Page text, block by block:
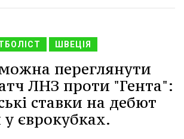
ШВЕЦІЯ
переглянути
ЛНЗ проти "Гента":
ставки на дебют
єврокубках.